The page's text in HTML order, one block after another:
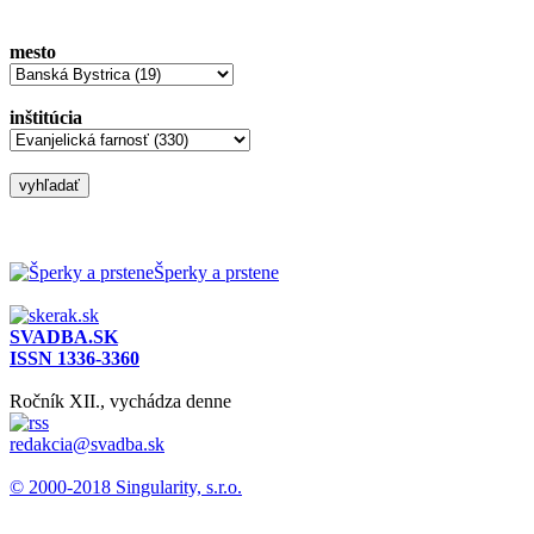
mesto
inštitúcia
Šperky a prstene
SVADBA.SK
ISSN 1336-3360
Ročník XII., vychádza denne
redakcia@svadba.sk
© 2000-2018 Singularity, s.r.o.